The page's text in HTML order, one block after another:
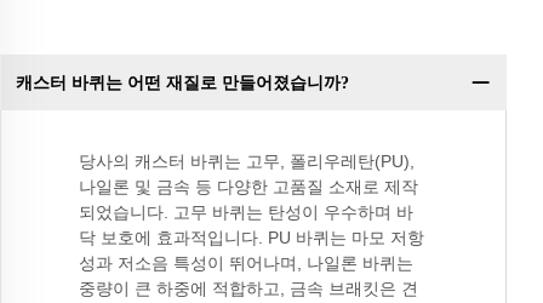
캐스터 바퀴는 어떤 재질로 만들어졌습니까?
당사의 캐스터 바퀴는 고무, 폴리우레탄(PU),
나일론 및 금속 등 다양한 고품질 소재로 제작
되었습니다. 고무 바퀴는 탄성이 우수하며 바
닥 보호에 효과적입니다. PU 바퀴는 마모 저항
성과 저소음 특성이 뛰어나며, 나일론 바퀴는
중량이 큰 하중에 적합하고, 금속 브래킷은 견